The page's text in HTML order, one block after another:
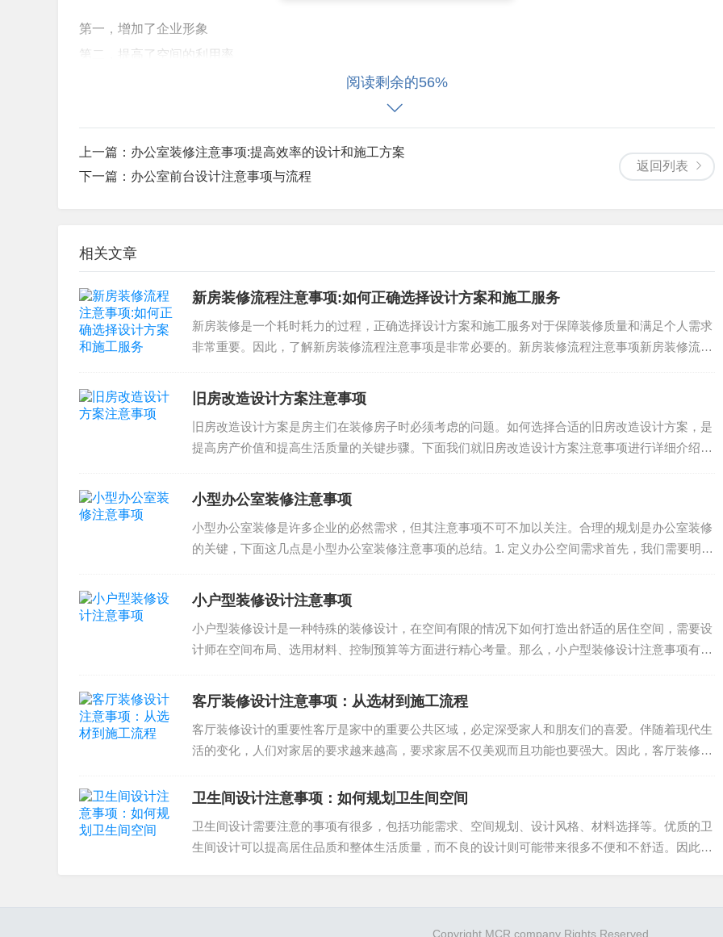
第一，增加了企业形象
第二，提高了空间的利用率
第五，提高了企业的整体形象
三、案例分享
中，最能体现企业形象的案例是
第一，新公司新装修
第二，老公司翻新装修
第三，办公室装饰装修
第五，空间改造
三.1、新公司新装修案例
方案。以这样的方式短期内帮助新公司快速建成office空间，不仅如此，在短期内我们会优化公司运营流程，为
公司未来发展打下坚实基础。我们竭力努力帮助公司取得长期的发展
对老公司来说，翻新装修是增强企业形象的好方法，通过Office Space的翻新装修将老公司的品牌价值转化为办
公环境的体现。让员工有完美的工作环境，有利于公司员工的士气和工作效率，增强员工工作的积极性，并且，
三.3、办公室装饰装修案例
办公室装饰装修不仅是给办公室添加装饰性的东西，也能有效地提高办公室的装修效果，如这类案例分享可以让
阅读剩余的56%
返回列表
上一篇： 办公室装修注意事项:提高效率的设计和施工方案
下一篇： 办公室前台设计注意事项与流程
相关文章
新房装修流程注意事项:如何正确选择设计方案和施工服务
新房装修是一个耗时耗力的过程，正确选择设计方案和施工服务对于保障装修质量和满足个人需求
非常重要。因此，了解新房装修流程注意事项是非常必要的。新房装修流程注意事项新房装修流程
旧房改造设计方案注意事项
旧房改造设计方案是房主们在装修房子时必须考虑的问题。如何选择合适的旧房改造设计方案，是
提高房产价值和提高生活质量的关键步骤。下面我们就旧房改造设计方案注意事项进行详细介绍。
小型办公室装修注意事项
小型办公室装修是许多企业的必然需求，但其注意事项不可不加以关注。合理的规划是办公室装修
的关键，下面这几点是小型办公室装修注意事项的总结。1. 定义办公空间需求首先，我们需要明确
小户型装修设计注意事项
小户型装修设计是一种特殊的装修设计，在空间有限的情况下如何打造出舒适的居住空间，需要设
计师在空间布局、选用材料、控制预算等方面进行精心考量。那么，小户型装修设计注意事项有哪
客厅装修设计注意事项：从选材到施工流程
客厅装修设计的重要性客厅是家中的重要公共区域，必定深受家人和朋友们的喜爱。伴随着现代生
活的变化，人们对家居的要求越来越高，要求家居不仅美观而且功能也要强大。因此，客厅装修设
卫生间设计注意事项：如何规划卫生间空间
卫生间设计需要注意的事项有很多，包括功能需求、空间规划、设计风格、材料选择等。优质的卫
生间设计可以提高居住品质和整体生活质量，而不良的设计则可能带来很多不便和不舒适。因此，
Copyright MCR company Rights Reserved.